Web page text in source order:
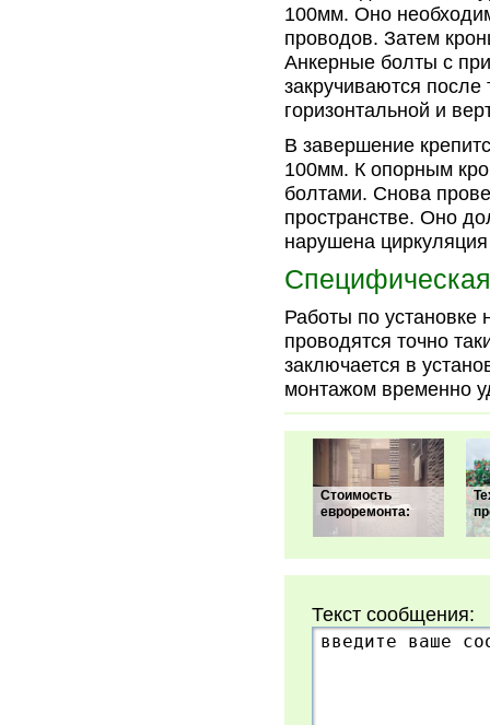
100мм. Оно
проводов. Затем
Анкерные болты с
закручиваются
горизонтальной и
В завершение
100мм. К опорным
болтами. Снова
пространстве. Оно
нарушена
Работы по
проводятся точно
заключается в
монтажом временно
Стоимость
евроремонта:
Текст сообщения: